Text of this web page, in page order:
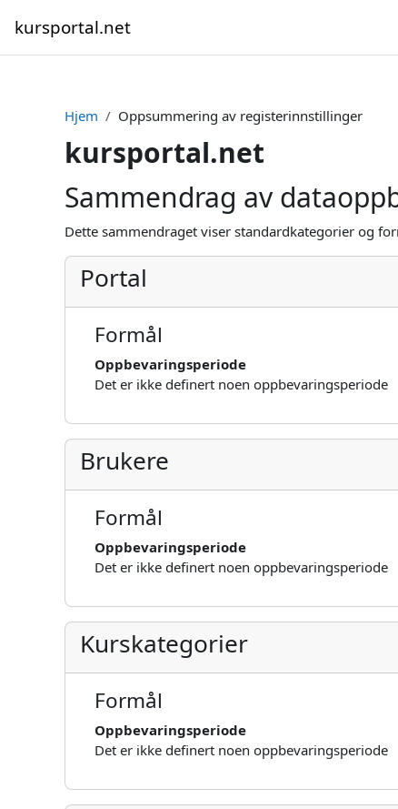
kursportal.net
Hjem Oppsummering av registerinnstillinger
kursportal.net
Sammendrag av
Dette sammendraget viser standardkategorier og
Portal
Formål
Oppbevaringsperiode
Det er ikke definert noen oppbevaringsperiode
Brukere
Formål
Oppbevaringsperiode
Det er ikke definert noen oppbevaringsperiode
Kurskategorier
Formål
Oppbevaringsperiode
Det er ikke definert noen oppbevaringsperiode